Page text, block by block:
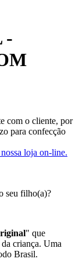
-
com o cliente, por
para confecção
loja on-line.
seu filho(a)?
" que
criança. Uma
Brasil.